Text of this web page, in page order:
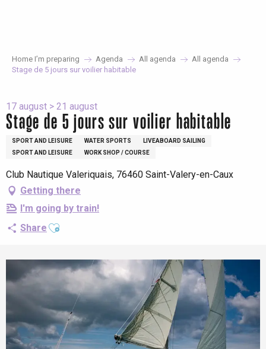
Home I’m preparing Agenda All agenda
All agenda
Stage de 5 jours sur voilier habitable
17 august > 21 august
Stage de 5 jours sur voilier habitable
SPORT AND LEISURE WATER SPORTS
LIVEABOARD SAILING
SPORT AND LEISURE
WORK SHOP / COURSE
Club Nautique Valeriquais, 76460 Saint-Valery-en-Caux
Getting there
I'm going by train!
Share Ajouter aux favoris